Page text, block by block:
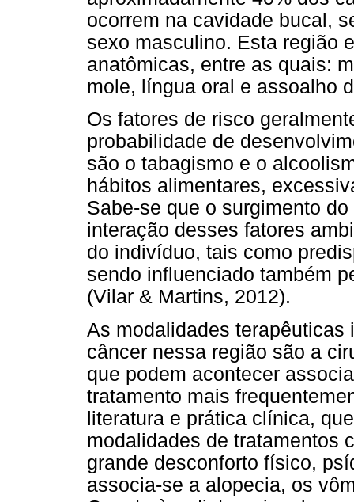
ocorrem na cavidade bucal,
sexo masculino. Esta região
anatômicas, entre as quais:
mole, língua oral e assoalho
Os fatores de risco
probabilidade de
são o tabagismo e o
hábitos alimentares,
Sabe-se que o surgimento
interação desses fatores
do indivíduo, tais como
sendo influenciado também
(Vilar & Martins, 2012).
As modalidades terapêuticas
câncer nessa região são a
que podem acontecer
tratamento mais
literatura e prática clínica,
modalidades de tratamentos
grande desconforto físico,
associa-se a alopecia, os